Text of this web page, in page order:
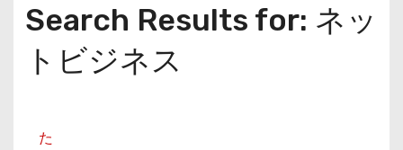
Search Results for: ネッ
トビジネス
た